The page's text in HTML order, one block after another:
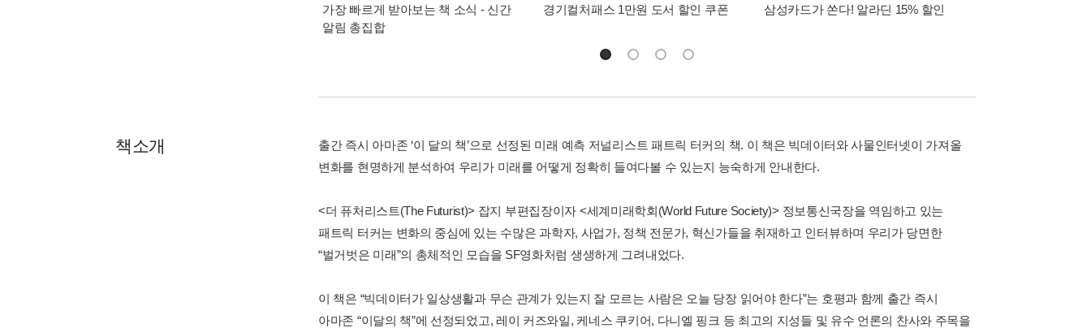
가장 빠르게 받아보는 책 소식 - 신간
알림 총집합
경기컬처패스 1만원 도서 할인 쿠폰 삼성카드가 쏜다! 알라딘 15% 할인
책소개
출간 즉시 아마존 ‘이 달의 책’으로 선정된 미래 예측 저널리스트 패트릭 터커의 책. 이 책은 빅데이터와 사물인터넷이 가져올
변화를 현명하게 분석하여 우리가 미래를 어떻게 정확히 들여다볼 수 있는지 능숙하게 안내한다.
<더 퓨처리스트(The Futurist)> 잡지 부편집장이자 <세계미래학회(World Future Society)> 정보통신국장을 역임하고 있는
패트릭 터커는 변화의 중심에 있는 수많은 과학자, 사업가, 정책 전문가, 혁신가들을 취재하고 인터뷰하며 우리가 당면한
“벌거벗은 미래”의 총체적인 모습을 SF영화처럼 생생하게 그려내었다.
이 책은 “빅데이터가 일상생활과 무슨 관계가 있는지 잘 모르는 사람은 오늘 당장 읽어야 한다”는 호평과 함께 출간 즉시
아마존 “이달의 책”에 선정되었고, 레이 커즈와일, 케네스 쿠키어, 다니엘 핑크 등 최고의 지성들 및 유수 언론의 찬사와 주목을